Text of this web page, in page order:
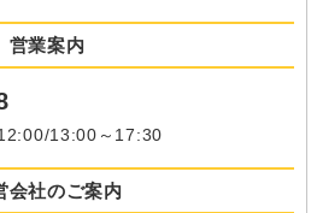
営業案内
13:00～17:30
会社のご案内